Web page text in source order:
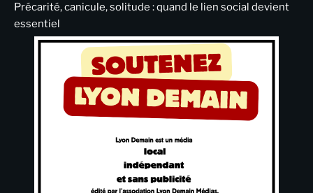
Précarité, canicule, solitude : quand le lien social devient
essentiel